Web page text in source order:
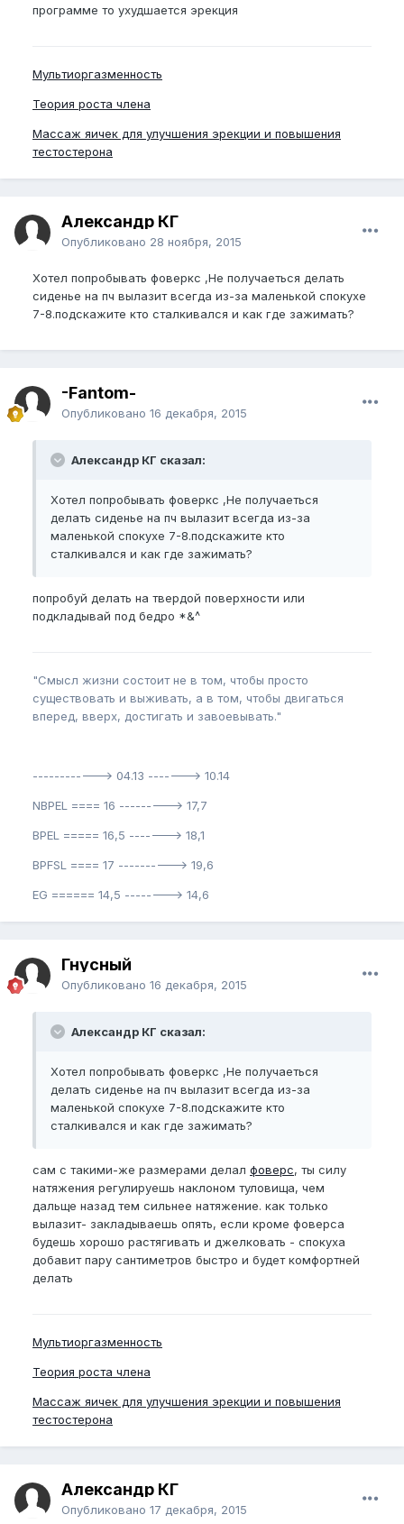
программе то ухудшается эрекция
Мультиоргазменность
Теория роста члена
Массаж яичек для улучшения эрекции и повышения
тестостерона
Александр КГ
Опубликовано 28 ноября, 2015
Хотел попробывать фоверкс ,Не получаеться делать
сиденье на пч вылазит всегда из-за маленькой спокухе
7-8.подскажите кто сталкивался и как где зажимать?
-Fantom-
Опубликовано 16 декабря, 2015
Александр КГ сказал:
Хотел попробывать фоверкс ,Не получаеться
делать сиденье на пч вылазит всегда из-за
маленькой спокухе 7-8.подскажите кто
сталкивался и как где зажимать?
попробуй делать на твердой поверхности или
подкладывай под бедро *&^
"Смысл жизни состоит не в том, чтобы просто
существовать и выживать, а в том, чтобы двигаться
вперед, вверх, достигать и завоевывать."
------------> 04.13 -------> 10.14
NBPEL ==== 16 ---------> 17,7
BPEL ===== 16,5 -------> 18,1
BPFSL ==== 17 ----------> 19,6
EG ====== 14,5 --------> 14,6
Гнусный
Опубликовано 16 декабря, 2015
Александр КГ сказал:
Хотел попробывать фоверкс ,Не получаеться
делать сиденье на пч вылазит всегда из-за
маленькой спокухе 7-8.подскажите кто
сталкивался и как где зажимать?
сам с такими-же размерами делал фоверс, ты силу
натяжения регулируешь наклоном туловища, чем
дальще назад тем сильнее натяжение. как только
вылазит- закладываешь опять, если кроме фоверса
будешь хорошо растягивать и джелковать - спокуха
добавит пару сантиметров быстро и будет комфортней
делать
Мультиоргазменность
Теория роста члена
Массаж яичек для улучшения эрекции и повышения
тестостерона
Александр КГ
Опубликовано 17 декабря, 2015